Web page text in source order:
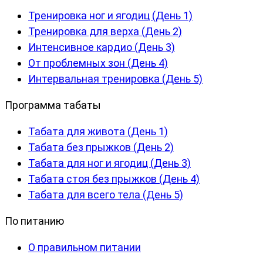
Тренировка ног и ягодиц (День 1)
Тренировка для верха (День 2)
Интенсивное кардио (День 3)
От проблемных зон (День 4)
Интервальная тренировка (День 5)
Программа табаты
Табата для живота (День 1)
Табата без прыжков (День 2)
Табата для ног и ягодиц (День 3)
Табата стоя без прыжков (День 4)
Табата для всего тела (День 5)
По питанию
О правильном питании